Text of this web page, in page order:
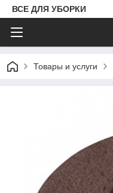
ВСЕ ДЛЯ УБОРКИ
Товары и услуги